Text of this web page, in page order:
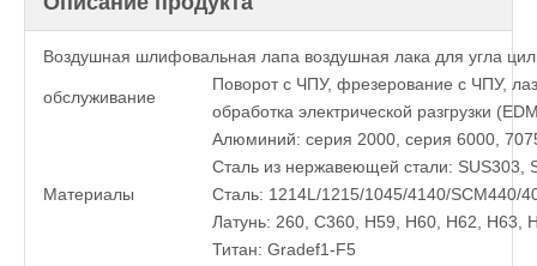
Воздушная шлифовальная лапа воздушная лака для угла
обслуживание
Поворот с ЧПУ, фрезерование с ЧПУ,
обработка электрической разгрузки
Материалы
Алюминий: серия 2000, серия 6000,
Сталь из нержавеющей стали: SUS303,
Сталь: 1214L/1215/1045/4140/SCM440/
Латунь: 260, C360, H59, H60, H62, H63,
Титан: Gradef1-F5